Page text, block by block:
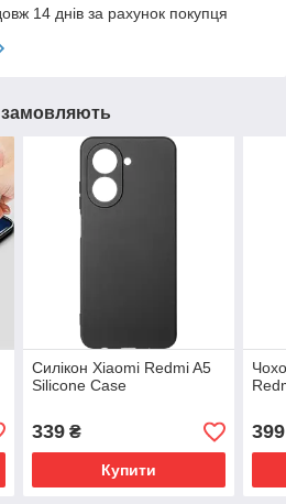
14 днів за рахунок покупця
Силікон Xiaomi Redmi A5
Silicone Case
339₴
Купити
399